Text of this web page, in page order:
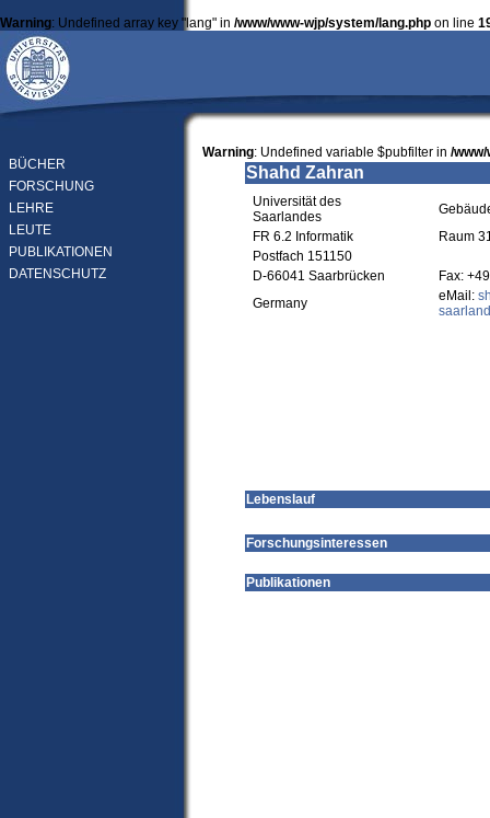
Warning: Undefined array key "lang" in /www/www-wjp/system/lang.php on line
Warning: Undefined variable $pubfilter in /
Shahd Zahran
Universität des
Saarlandes
FR 6.2 Informatik
Raum
Postfach 151150
D-66041 Saarbrücken
Fax:
Germany
eMail:
Lebenslauf
Forschungsinteressen
Publikationen
BÜCHER
FORSCHUNG
LEHRE
LEUTE
PUBLIKATIONEN
DATENSCHUTZ